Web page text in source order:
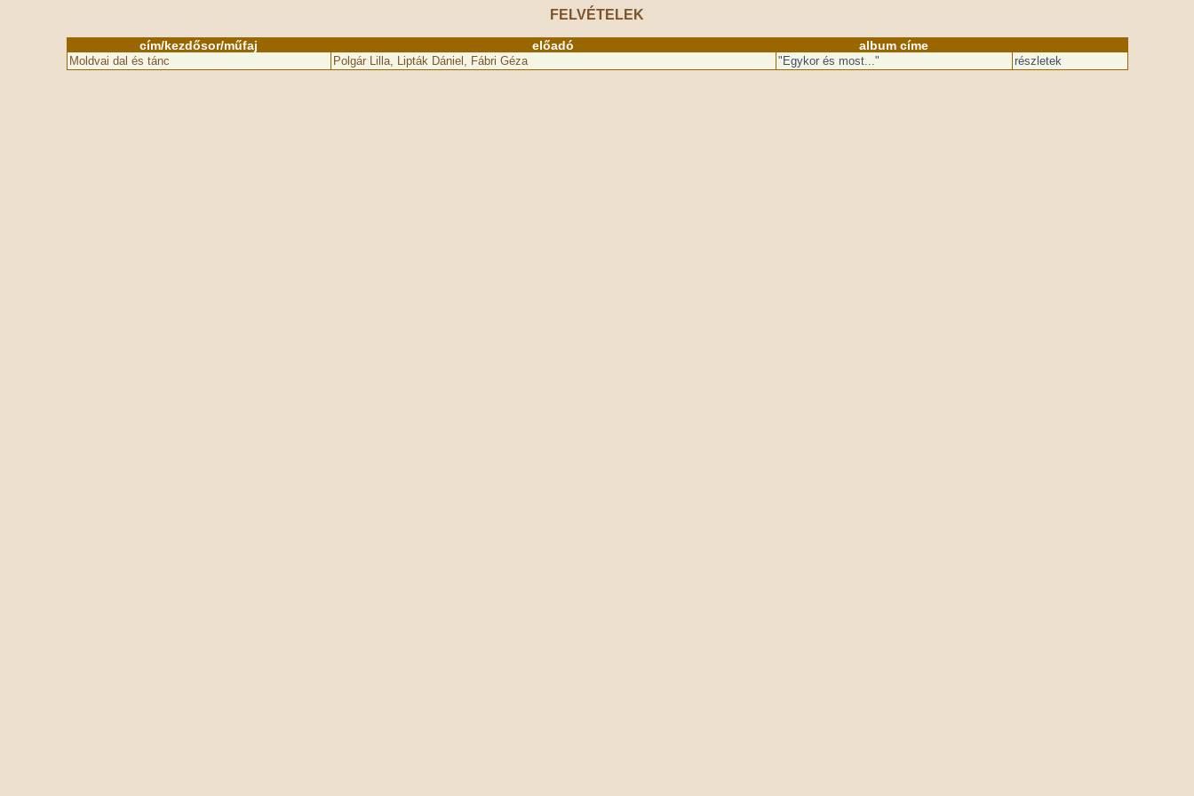
FELVÉTELEK
cím/kezdősor/műfaj előadó album címe
Moldvai dal és tánc Polgár Lilla, Lipták Dániel, Fábri Géza "Egykor és most..." részletek